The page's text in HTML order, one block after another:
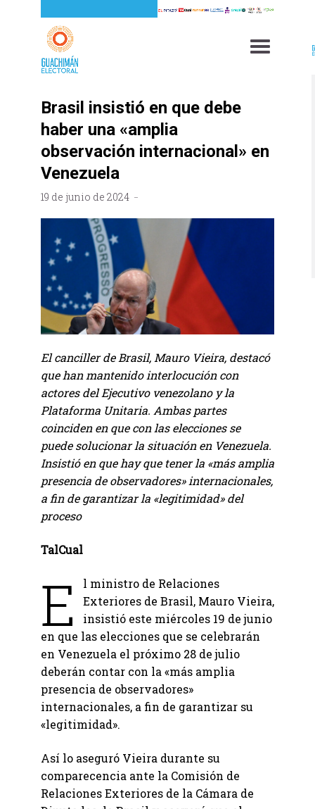
Brasil insistió en que debe
haber una «amplia
observación internacional» en
Venezuela
19 de junio de 2024
El canciller de Brasil, Mauro Vieira, destacó
que han mantenido interlocución con
actores del Ejecutivo venezolano y la
Plataforma Unitaria. Ambas partes
coinciden en que con las elecciones se
puede solucionar la situación en Venezuela.
Insistió en que hay que tener la «más amplia
presencia de observadores» internacionales,
a fin de garantizar la «legitimidad» del
proceso
TalCual
E
l ministro de Relaciones
Exteriores de Brasil, Mauro Vieira,
insistió este miércoles 19 de junio
en que las elecciones que se celebrarán
en Venezuela el próximo 28 de julio
deberán contar con la «más amplia
presencia de observadores»
internacionales, a fin de garantizar su
«legitimidad».
Así lo aseguró Vieira durante su
comparecencia ante la Comisión de
Relaciones Exteriores de la Cámara de